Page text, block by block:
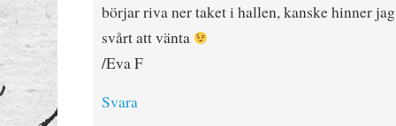
börjar riva ner taket i hallen, kanske hinner
svårt att vänta
/Eva F
Svara